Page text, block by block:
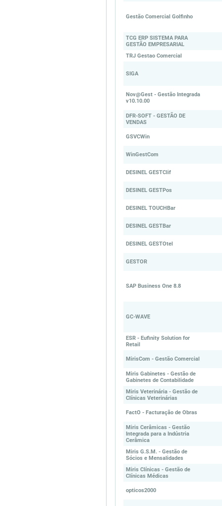
Gestão Comercial Golfinho
TCG ERP SISTEMA PARA
GESTÃO EMPRESARIAL
TRJ Gestao Comercial
SIGA
Nov@Gest - Gestão Integrada
v10.10.00
DFR-SOFT - GESTÃO DE
VENDAS
GSVCWin
WinGestCom
DESINEL GESTClif
DESINEL GESTPos
DESINEL TOUCHBar
DESINEL GESTBar
DESINEL GESTOtel
GESTOR
SAP Business One 8.8
GC-WAVE
ESR - Eufinity Solution for
Retail
MirisCom - Gestão Comercial
Miris Gabinetes - Gestão de
Gabinetes de Contabilidade
Miris Veterinária - Gestão de
Clínicas Veterinárias
FactO - Facturação de Obras
Miris Cerâmicas - Gestão
Integrada para a Indústria
Cerâmica
Miris G.S.M. - Gestão de
Sócios e Mensalidades
Miris Clínicas - Gestão de
Clínicas Médicas
opticos2000